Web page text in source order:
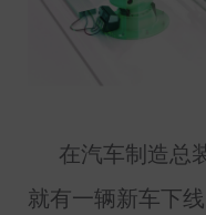
在汽车制造总
就有一辆新车下